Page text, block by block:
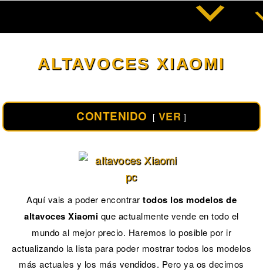
ALTAVOCES XIAOMI
CONTENIDO VER
Aquí vais a poder encontrar todos los modelos de
altavoces Xiaomi que actualmente vende en todo el
mundo al mejor precio. Haremos lo posible por ir
actualizando la lista para poder mostrar todos los modelos
más actuales y los más vendidos. Pero ya os decimos